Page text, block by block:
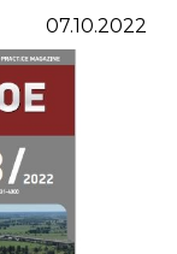
07.10.2022